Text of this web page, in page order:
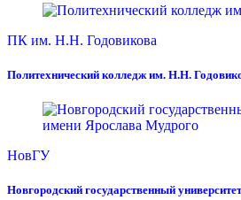
ПК им. Н.Н. Годовикова
Политехнический колледж им. Н.Н.
НовГУ
Новгородский государственный